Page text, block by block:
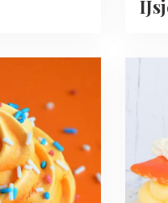
more
maken